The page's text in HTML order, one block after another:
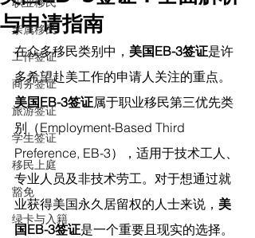
亲属移民
工作签证
商务签证
旅游签证
学生签证
移民上庭
豁免
绿卡与入籍
与申请指南
在众多移民类别中， 美国EB-3签证是许
多希望赴美工作的申请人关注的重点。
美国EB-3签证属于职业移民第三优先类
别（Employment-Based Third
Preference, EB-3），适用于技术工人、
专业人员及非技术劳工。对于想通过就
业获得美国永久居留权的人士来说， 美
国EB-3签证是一个重要且现实的选择。